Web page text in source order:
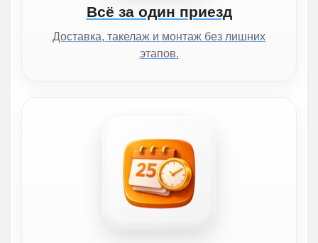
Всё за один приезд
Доставка, такелаж и монтаж без лишних
этапов.